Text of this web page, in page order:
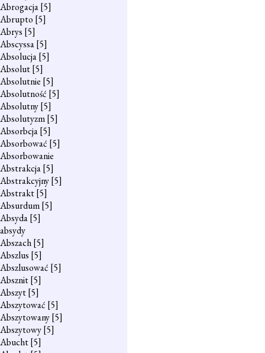
Abrogacja[5]
Abrupto [5]
Abrys [5]
Abscyssa[5]
Absolucja[5]
Absolut[5]
Absolutnie [5]
Absolutność [5]
Absolutny[5]
Absolutyzm[5]
Absorbcja[5]
Absorbować [5]
Absorbowanie
Abstrakcja[5]
Abstrakcyjny[5]
Abstrakt[5]
Absurdum[5]
Absyda[5]
absydy
Abszach[5]
Abszlus [5]
Abszlusować [5]
Absznit[5]
Abszyt[5]
Abszytować [5]
Abszytowany[5]
Abszytowy[5]
Abucht[5]